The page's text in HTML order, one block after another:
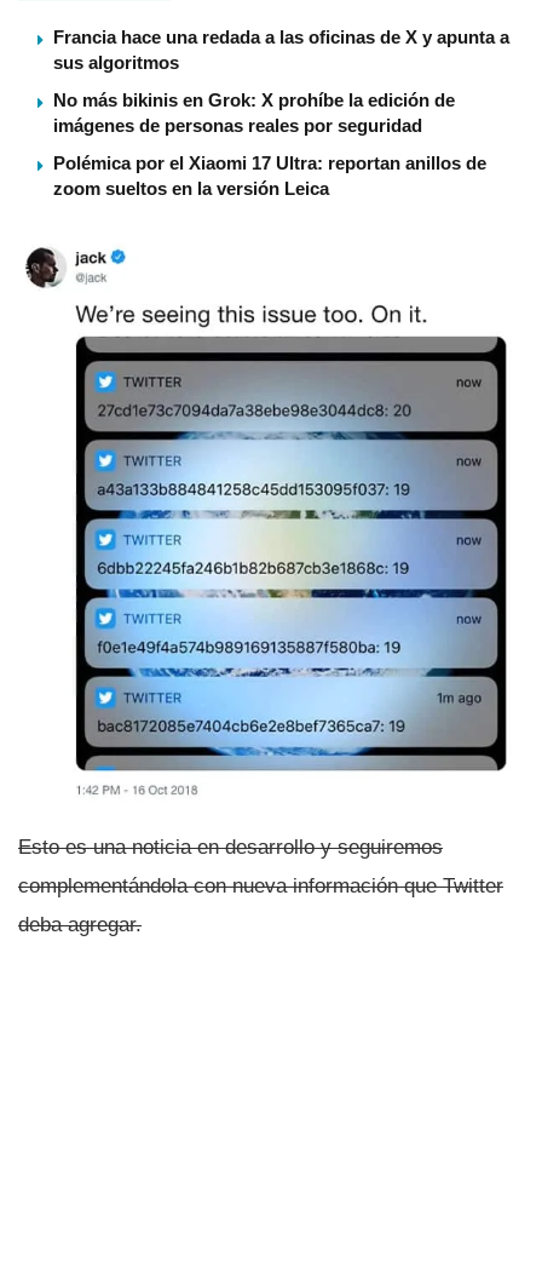
Francia hace una redada a las oficinas de X y apunta a
sus algoritmos
No más bikinis en Grok: X prohíbe la edición de
imágenes de personas reales por seguridad
Polémica por el Xiaomi 17 Ultra: reportan anillos de
zoom sueltos en la versión Leica
Esto es una noticia en desarrollo y seguiremos
complementándola con nueva información que Twitter
deba agregar.